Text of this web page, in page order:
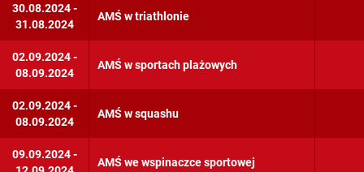
30.08.2024 -
31.08.2024
AMŚ w triathlonie
02.09.2024 -
08.09.2024
AMŚ w sportach plażowych
02.09.2024 -
08.09.2024
AMŚ w squashu
09.09.2024 -
AMŚ we wspinaczce sportowej